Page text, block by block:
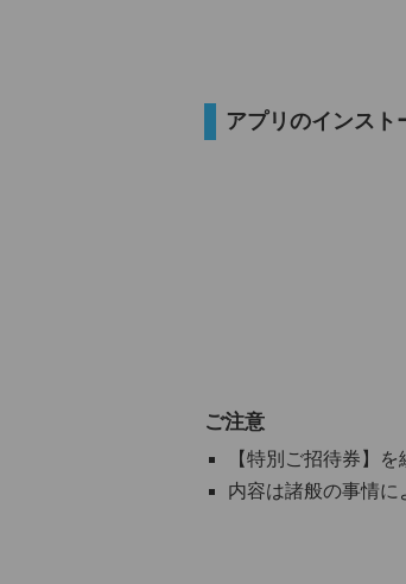
アプリのインスト
ご注意
【特別ご招待券】
内容は諸般の事情